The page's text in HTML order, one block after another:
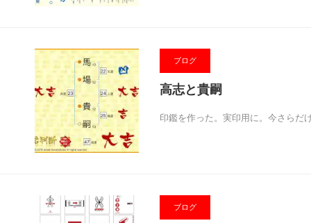
ブログ
高志と貴嗣
印鑑を作った。実印用に。今さらだ
ブログ